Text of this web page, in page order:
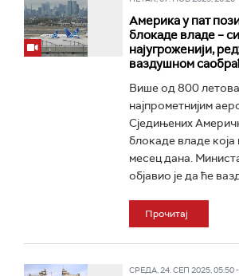
Америка у пат
блокаде владе –
најугроженији,
ваздушном
Више од 800 летова
најпрометнијим
Сједињених
блокаде владе
месец дана.
објавио је да ће
Прочитај
СРЕДА, 24. СЕП 2025, 05:50